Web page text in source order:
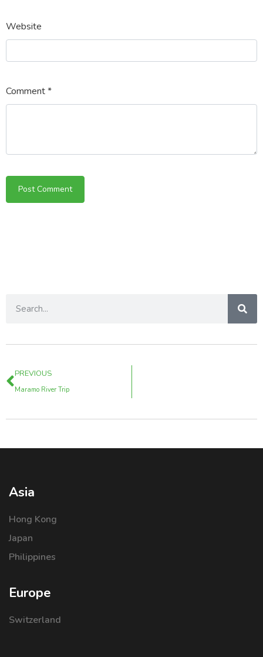
Website
Comment *
PREVIOUS
Maramo River Trip
Asia
Hong Kong
Japan
Philippines
Europe
Switzerland